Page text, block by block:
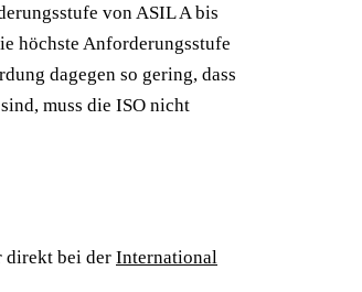
von ASIL A bis
höchste Anforderungsstufe
dagegen so gering, dass
muss die ISO nicht
direkt bei der International